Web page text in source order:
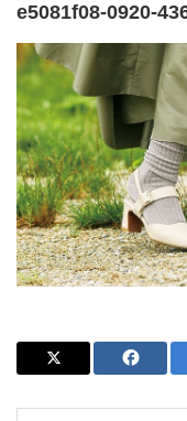
e5081f08-0920-